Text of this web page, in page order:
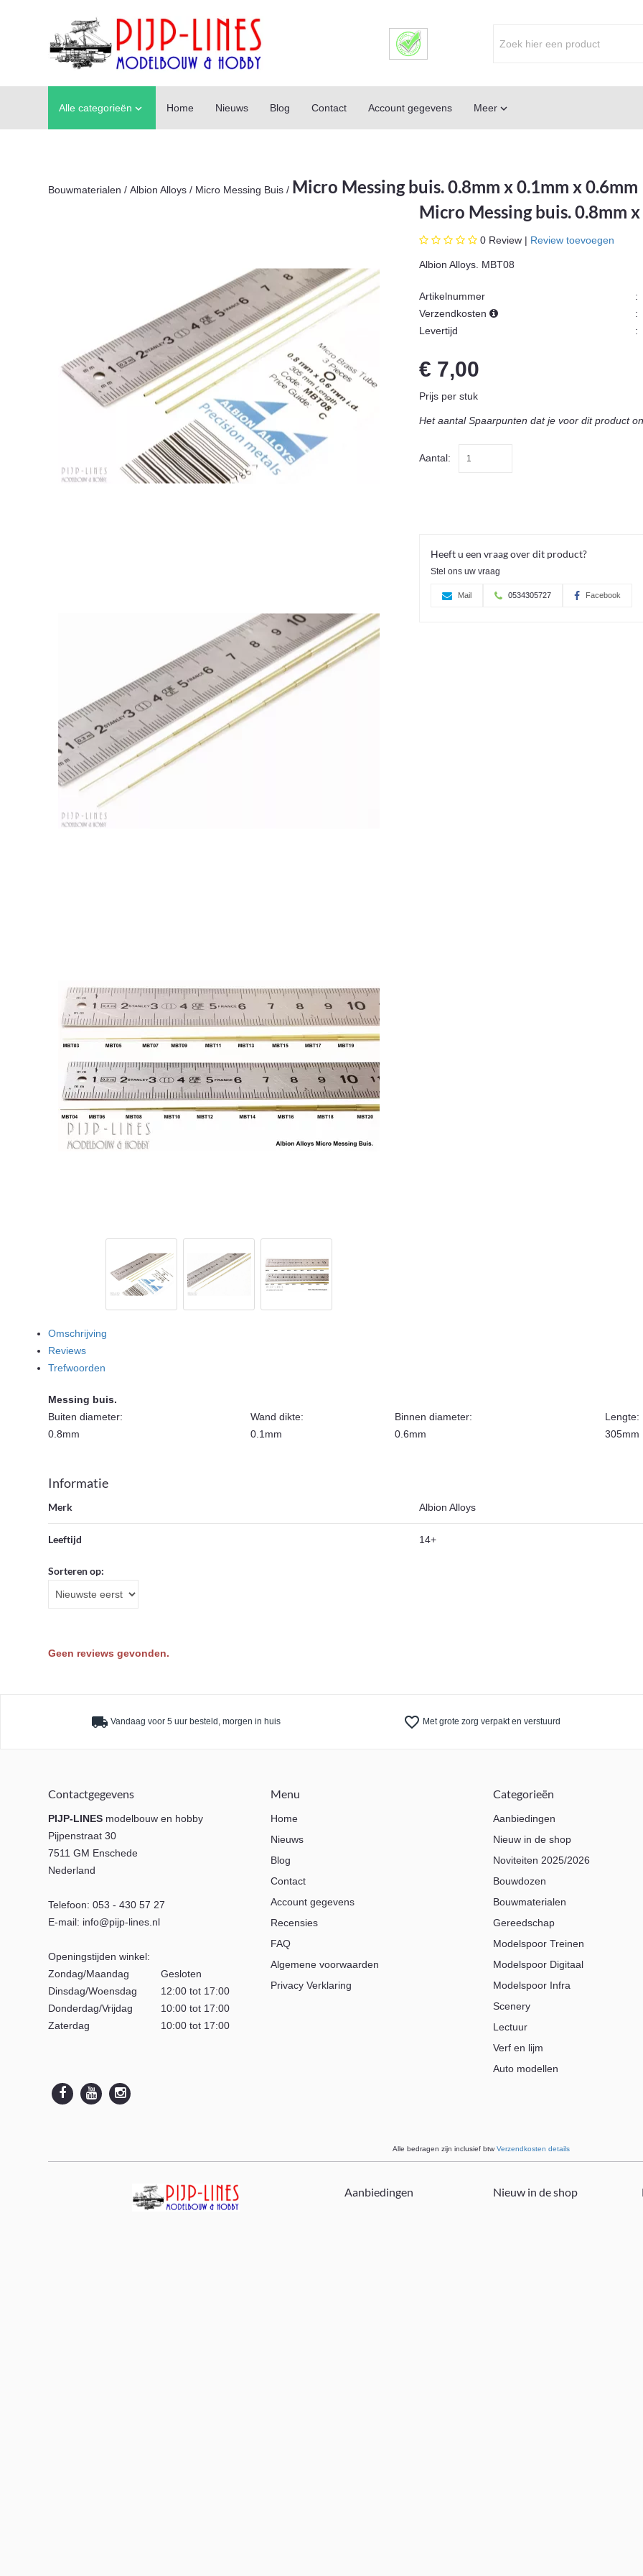
Alle categorieën  Home Nieuws Blog Contact Account gegevens Meer 
Bouwmaterialen / Albion Alloys / Micro Messing Buis / Micro Messing buis. 0.8mm x 0.1mm x 0.6mm
Micro Messing buis. 0.8mm
0Review | Review toevoegen
Albion Alloys. MBT08
Artikelnummer :
Verzendkosten
:
Levertijd
:
€ 7,00
Prijs per stuk
Het aantal Spaarpunten dat je voor dit product
Aantal:
Heeft u een vraag over dit product?
Stel ons uw vraag
Mail 0534305727 Facebook
Omschrijving
Reviews
Trefwoorden
Messing buis.
Buiten diameter: Wand dikte: Binnen diameter:
Lengte:
0.8mm
0.1mm 0.6mm 305mm
Informatie
Merk Albion Alloys
Leeftijd 14+
Sorteren op:
Geen reviews gevonden.
local_shipping Vandaag voor 5 uur besteld, morgen in huis favorite_border Met grote zorg verpakt en verstuurd
Contactgegevens
PIJP-LINES modelbouw en hobby
Pijpenstraat 30
7511 GM Enschede
Nederland
Telefoon: 053 - 430 57 27
E-mail: info@pijp-lines.nl
Openingstijden winkel:
Zondag/Maandag
Gesloten
Dinsdag/Woensdag
12:00 tot 17:00
Donderdag/Vrijdag
10:00 tot 17:00
Zaterdag
10:00 tot 17:00
Menu
Home
Nieuws
Blog
Contact
Account gegevens
Recensies
FAQ
Algemene voorwaarden
Privacy Verklaring
Categorieën
Aanbiedingen
Nieuw in de shop
Noviteiten 2025/2026
Bouwdozen
Bouwmaterialen
Gereedschap
Modelspoor Treinen
Modelspoor Digitaal
Modelspoor Infra
Scenery
Lectuur
Verf en lijm
Auto modellen
Alle bedragen zijn inclusief btw Verzendkosten details
Aanbiedingen Nieuw in de shop